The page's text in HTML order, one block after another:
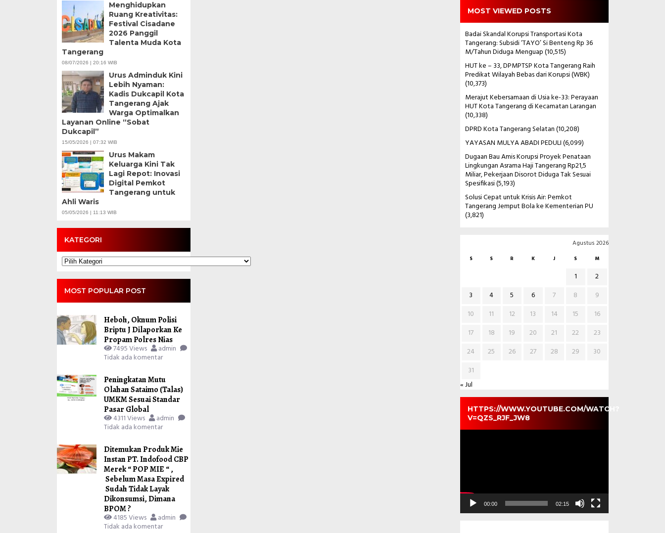
Menghidupkan
Ruang Kreativitas:
Festival Cisadane
2026 Panggil
Talenta Muda Kota
Tangerang
08/07/2026 | 20:16 WIB
Urus Adminduk Kini
Lebih Nyaman:
Kadis Dukcapil Kota
Tangerang Ajak
Warga Optimalkan
Layanan Online “Sobat
Dukcapil”
15/05/2026 | 07:32 WIB
Urus Makam
Keluarga Kini Tak
Lagi Repot: Inovasi
Digital Pemkot
Tangerang untuk
Ahli Waris
05/05/2026 | 11:13 WIB
KATEGORI
Kategori
MOST POPULAR POST
Heboh, Oknum Polisi
Briptu J Dilaporkan Ke
Propam Polres Nias
7495 Views admin
Tidak ada komentar
Peningkatan Mutu
Olahan Sataimo (Talas)
UMKM Sesuai Standar
Pasar Global
4311 Views admin
Tidak ada komentar
Ditemukan Produk Mie
Instan PT. Indofood CBP
Merek “ POP MIE “ ,
Sebelum Masa Expired
Sudah Tidak Layak
Dikonsumsi, Dimana
BPOM ?
4185 Views admin
Tidak ada komentar
MOST VIEWED POSTS
Badai Skandal Korupsi Transportasi Kota
Tangerang: Subsidi ‘TAYO’ Si Benteng Rp 36
M/Tahun Diduga Menguap(10,515)
HUT ke – 33, DPMPTSP Kota Tangerang Raih
Predikat Wilayah Bebas dari Korupsi (WBK)
(10,373)
Merajut Kebersamaan di Usia ke-33: Perayaan
HUT Kota Tangerang di Kecamatan Larangan
(10,338)
DPRD Kota Tangerang Selatan(10,208)
YAYASAN MULYA ABADI PEDULI(6,099)
Dugaan Bau Amis Korupsi Proyek Penataan
Lingkungan Asrama Haji Tangerang Rp21,5
Miliar, Pekerjaan Disorot Diduga Tak Sesuai
Spesifikasi(5,193)
Solusi Cepat untuk Krisis Air: Pemkot
Tangerang Jemput Bola ke Kementerian PU
(3,821)
Agustus 2026
S S R K J S M
1
2
3
4 5 6 7 8
9
10
11 12 13 14 15
16
17
18 19 20 21 22
23
24
25 26 27 28 29
30
31
« Jul
HTTPS://WWW.YOUTUBE.COM/WATCH?
V=QZS_RJF_JW8
Pemutar
00:00 02:15